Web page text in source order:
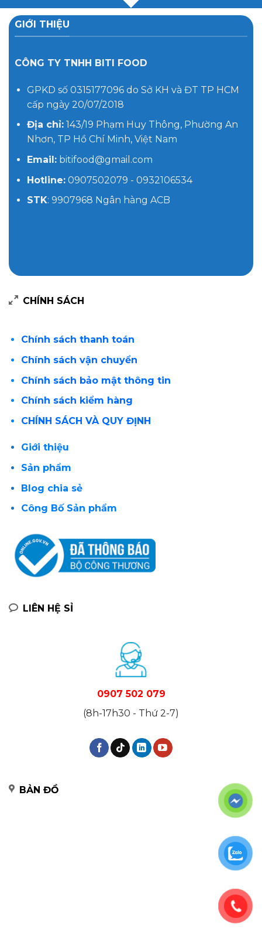
GIỚI THIỆU
CÔNG TY TNHH BITI FOOD
GPKD số 0315177096 do Sở KH và ĐT TP HCM
cấp ngày 20/07/2018
Địa chỉ:143/19 Phạm Huy Thông, Phường An
Nhơn, TP Hồ Chí Minh, Việt Nam
Email:bitifood@gmail.com
Hotline:0907502079 - 0932106534
STK: 9907968 Ngân hàng ACB
CHÍNH SÁCH
Chính sách thanh toán
Chính sách vận chuyển
Chính sách bảo mật thông tin
Chính sách kiểm hàng
CHÍNH SÁCH VÀ QUY ĐỊNH
Giới thiệu
Sản phẩm
Blog chia sẻ
Công Bố Sản phẩm
LIÊN HỆ SỈ
0907 502 079
(8h-17h30 - Thứ 2-7)
BẢN ĐỒ